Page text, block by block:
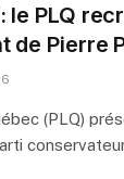
PLQ
de Pierre
(PLQ)